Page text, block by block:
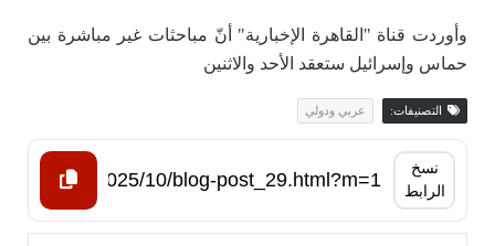
وأوردت قناة "القاهرة الإخبارية" أنّ مباحثات غير مباشرة بين
حماس وإسرائيل ستعقد الأحد والاثنين
التصنيفات: عربي ودولي
نسخ
الرابط